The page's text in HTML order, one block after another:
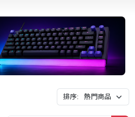
排序: